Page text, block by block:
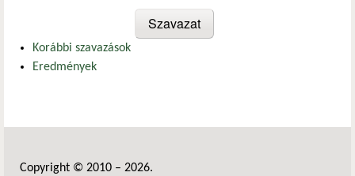
Korábbi szavazások
Eredmények
Copyright © 2010 – 2026.